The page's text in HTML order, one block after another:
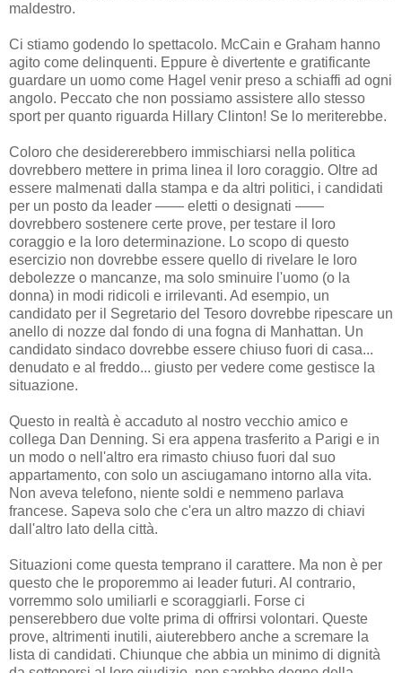
maldestro.
Ci stiamo godendo lo spettacolo. McCain e Graham hanno
agito come delinquenti. Eppure è divertente e gratificante
guardare un uomo come Hagel venir preso a schiaffi ad ogni
angolo. Peccato che non possiamo assistere allo stesso
sport per quanto riguarda Hillary Clinton! Se lo meriterebbe.
Coloro che desidererebbero immischiarsi nella politica
dovrebbero mettere in prima linea il loro coraggio. Oltre ad
essere malmenati dalla stampa e da altri politici, i candidati
per un posto da leader —— eletti o designati ——
dovrebbero sostenere certe prove, per testare il loro
coraggio e la loro determinazione. Lo scopo di questo
esercizio non dovrebbe essere quello di rivelare le loro
debolezze o mancanze, ma solo sminuire l'uomo (o la
donna) in modi ridicoli e irrilevanti. Ad esempio, un
candidato per il Segretario del Tesoro dovrebbe ripescare un
anello di nozze dal fondo di una fogna di Manhattan. Un
candidato sindaco dovrebbe essere chiuso fuori di casa...
denudato e al freddo... giusto per vedere come gestisce la
situazione.
Questo in realtà è accaduto al nostro vecchio amico e
collega Dan Denning. Si era appena trasferito a Parigi e in
un modo o nell'altro era rimasto chiuso fuori dal suo
appartamento, con solo un asciugamano intorno alla vita.
Non aveva telefono, niente soldi e nemmeno parlava
francese. Sapeva solo che c'era un altro mazzo di chiavi
dall'altro lato della città.
Situazioni come questa temprano il carattere. Ma non è per
questo che le proporemmo ai leader futuri. Al contrario,
vorremmo solo umiliarli e scoraggiarli. Forse ci
penserebbero due volte prima di offrirsi volontari. Queste
prove, altrimenti inutili, aiuterebbero anche a scremare la
lista di candidati. Chiunque che abbia un minimo di dignità